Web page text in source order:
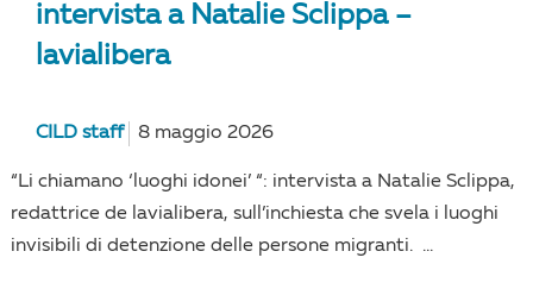
intervista a Natalie Sclippa –
lavialibera
CILD staff 8 maggio 2026
“Li chiamano ‘luoghi idonei’ “: intervista a Natalie Sclippa,
redattrice de lavialibera, sull’inchiesta che svela i luoghi
invisibili di detenzione delle persone migranti. ...